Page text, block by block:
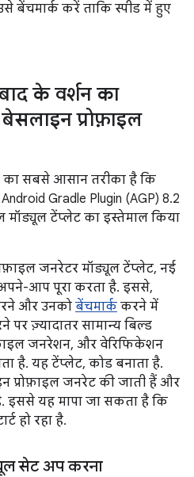
बेंचमार्क करें ताकि स्पीड में हुए
के वर्शन का
प्रोफ़ाइल
का सबसे आसान तरीका है कि
Gradle Plugin (AGP) 8.2
मॉड्यूल टेंप्लेट का इस्तेमाल किया
जनरेटर मॉड्यूल टेंप्लेट, नई
आप पूरा करता है. इससे,
और उनको बेंचमार्क करने में
ज़्यादातर सामान्य बिल्ड
जनरेशन, और वेरिफिकेशन
है. यह टेंप्लेट, कोड बनाता है.
प्रोफ़ाइल जनरेट की जाती हैं और
इससे यह मापा जा सकता है कि
हो रहा है.
सेट अप करना